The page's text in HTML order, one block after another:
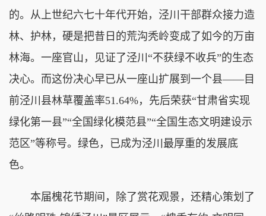
的。从上世纪六七十年代开始，泾川干部群众接力造
林、护林，硬是把昔日的荒沟秃岭变成了如今的万亩
林海。一座官山，见证了泾川“不获绿不收兵”的生态
决心。而这份决心早已从一座山扩展到一个县——目
前泾川县林草覆盖率51.64%，先后荣获“甘肃省实现
绿化第一县”“全国绿化模范县”“全国生态文明建设示
范区”等称号。绿色，已成为泾川最厚重的发展底
色。
本届槐花节期间，除了赏花观景，还精心策划了